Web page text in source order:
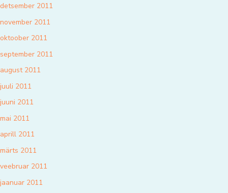
detsember 2011
november 2011
oktoober 2011
september 2011
august 2011
juuli 2011
juuni 2011
mai 2011
aprill 2011
märts 2011
veebruar 2011
jaanuar 2011